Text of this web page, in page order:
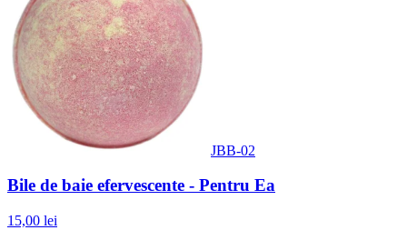
JBB-02
Bile de baie efervescente - Pentru Ea
15,00 lei